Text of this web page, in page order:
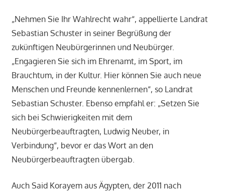
„Nehmen Sie Ihr Wahlrecht wahr“, appellierte Landrat
Sebastian Schuster in seiner Begrüßung der
zukünftigen Neubürgerinnen und Neubürger.
„Engagieren Sie sich im Ehrenamt, im Sport, im
Brauchtum, in der Kultur. Hier können Sie auch neue
Menschen und Freunde kennenlernen“, so Landrat
Sebastian Schuster. Ebenso empfahl er: „Setzen Sie
sich bei Schwierigkeiten mit dem
Neubürgerbeauftragten, Ludwig Neuber, in
Verbindung“, bevor er das Wort an den
Neubürgerbeauftragten übergab.
Auch Said Korayem aus Ägypten, der 2011 nach